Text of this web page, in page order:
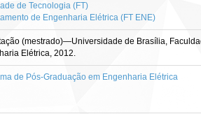
de Tecnologia (FT)
de Engenharia Elétrica (FT ENE)
(mestrado)—Universidade de Brasília,
Elétrica, 2012.
de Pós-Graduação em Engenharia Elétrica